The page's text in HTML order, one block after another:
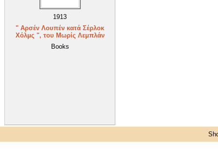
1913
" Αρσέν Λουπέν κατά Σέρλοκ
Χόλμς ", του Μωρίς Λεμπλάν
Books